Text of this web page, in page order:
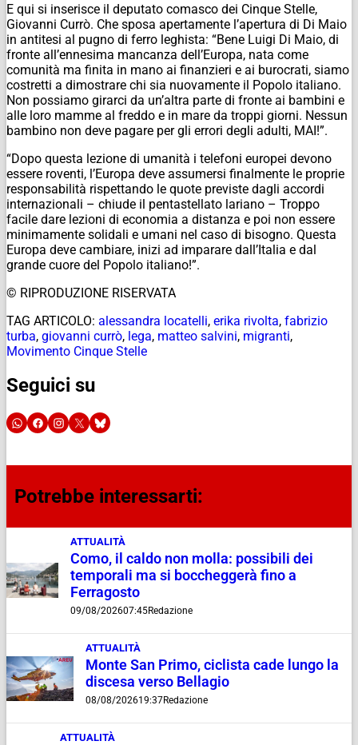
E qui si inserisce il deputato comasco dei Cinque Stelle,
Giovanni Currò. Che sposa apertamente l’apertura di Di Maio
in antitesi al pugno di ferro leghista: “Bene Luigi Di Maio, di
fronte all’ennesima mancanza dell’Europa, nata come
comunità ma finita in mano ai finanzieri e ai burocrati, siamo
costretti a dimostrare chi sia nuovamente il Popolo italiano.
Non possiamo girarci da un’altra parte di fronte ai bambini e
alle loro mamme al freddo e in mare da troppi giorni. Nessun
bambino non deve pagare per gli errori degli adulti, MAI!”.
“Dopo questa lezione di umanità i telefoni europei devono
essere roventi, l’Europa deve assumersi finalmente le proprie
responsabilità rispettando le quote previste dagli accordi
internazionali – chiude il pentastellato lariano – Troppo
facile dare lezioni di economia a distanza e poi non essere
minimamente solidali e umani nel caso di bisogno. Questa
Europa deve cambiare, inizi ad imparare dall’Italia e dal
grande cuore del Popolo italiano!”.
© RIPRODUZIONE RISERVATA
TAG ARTICOLO: alessandra locatelli, erika rivolta, fabrizio
turba, giovanni currò, lega, matteo salvini, migranti,
Movimento Cinque Stelle
Seguici su
Potrebbe interessarti:
ATTUALITÀ
Como, il caldo non molla: possibili dei
temporali ma si boccheggerà fino a
Ferragosto
09/08/202607:45Redazione
ATTUALITÀ
Monte San Primo, ciclista cade lungo la
discesa verso Bellagio
08/08/202619:37Redazione
ATTUALITÀ